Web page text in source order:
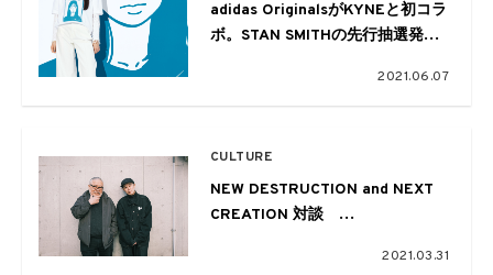
adidas OriginalsがKYNEと初コラ
ボ。STAN SMITHの先行抽選発売
2021.06.07
CULTURE
NEW DESTRUCTION and NEXT
CREATION 対談
2021.03.31